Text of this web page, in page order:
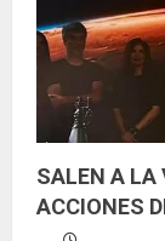
o
SALEN A LA
ACCIONES